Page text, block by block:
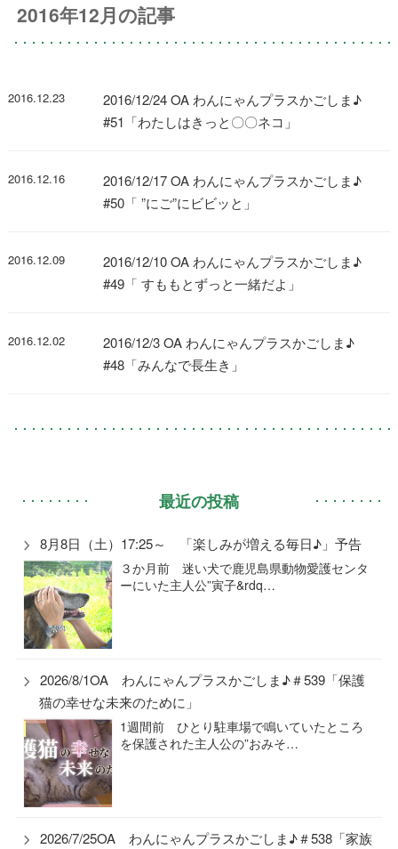
2016年12月の記事
2016.12.23
2016/12/24 OA わんにゃんプラスかごしま♪
#51「わたしはきっと〇〇ネコ」
2016.12.16
2016/12/17 OA わんにゃんプラスかごしま♪
#50「 ”にご”にビビッと」
2016.12.09
2016/12/10 OA わんにゃんプラスかごしま♪
#49「 すももとずっと一緒だよ」
2016.12.02
2016/12/3 OA わんにゃんプラスかごしま♪
#48「みんなで長生き」
最近の投稿
8月8日（土）17:25～ 「楽しみが増える毎日♪」予告
３か月前 迷い犬で鹿児島県動物愛護センタ
ーにいた主人公”寅子&rdq…
2026/8/1OA わんにゃんプラスかごしま♪＃539「保護
猫の幸せな未来のために」
1週間前 ひとり駐車場で鳴いていたところ
を保護された主人公の”おみそ…
2026/7/25OA わんにゃんプラスかごしま♪＃538「家族